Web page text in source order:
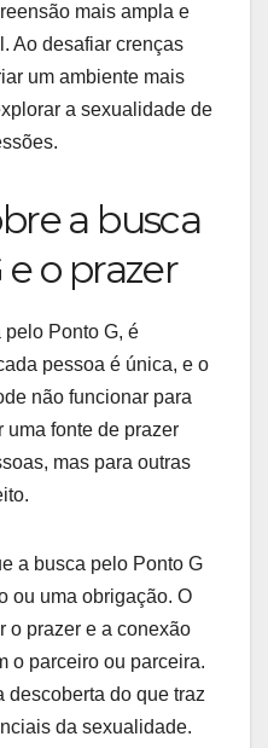
mais ampla e
Ao desafiar crenças
um ambiente mais
a sexualidade de
a busca
o prazer
pelo Ponto G, é
pessoa é única, e o
não funcionar para
uma fonte de prazer
mas para outras
a busca pelo Ponto G
ou uma obrigação. O
o prazer e a conexão
o parceiro ou parceira.
descoberta do que traz
da sexualidade.